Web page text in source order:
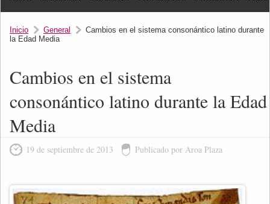
Inicio General
Cambios en el sistema consonántico latino durante
la Edad Media
Cambios en el sistema
consonántico latino durante la Edad
Media
19 de septiembre de 2013 Publicado por Aroa Plaza